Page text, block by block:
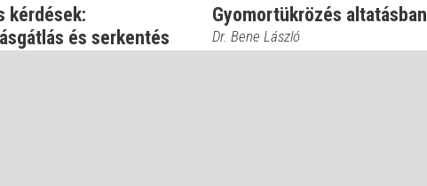
kérdések:
és serkentés
Gyomortükrözés altatásban
Dr. Bene László